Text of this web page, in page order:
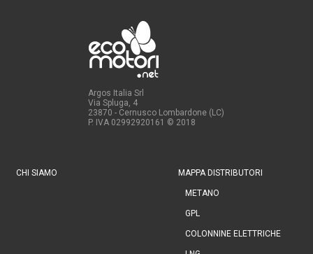
Argos Italia Srl
Via Spluga, 4
23870 - Cernusco Lombardone (LC)
P. IVA 02992920161 © 2018
CHI SIAMO MAPPA DISTRIBUTORI
METANO
GPL
COLONNINE ELETTRICHE